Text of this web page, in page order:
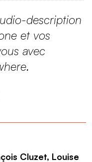
description
et vos
avec
Cluzet, Louise